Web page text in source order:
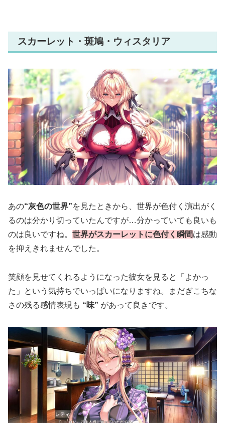
スカーレット・斑鳩・ウィスタリア
あの“灰色の世界”を見たときから、世界が色付く演出がく
るのは分かり切っていたんですが…分かっていても良いも
のは良いですね。 世界がスカーレットに色付く瞬間は感動
を抑えきれませんでした。
笑顔を見せてくれるようになった彼女を見ると「よかっ
た」という気持ちでいっぱいになりますね。まだぎこちな
さの残る感情表現も “味” があって良きです。